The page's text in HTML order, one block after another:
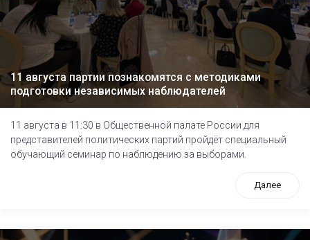
11 августа партии познакомятся с методиками
подготовки независимых наблюдателей
11 августа в 11:30 в Общественной палате России для
представителей политических партий пройдёт специальный
обучающий семинар по наблюдению за выборами.
Далее